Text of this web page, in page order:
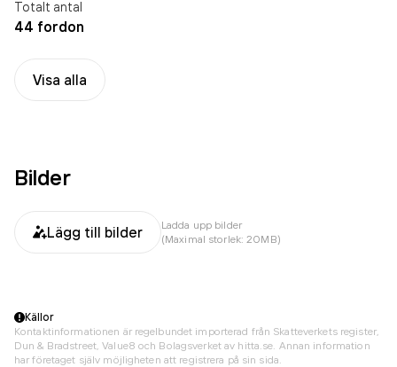
Totalt antal
44 fordon
Visa alla
Bilder
Lägg till bilder
Ladda upp bilder
(Maximal storlek: 20MB)
Källor
Kontaktinformationen är regelbundet importerad från Skatteverkets register,
Dun & Bradstreet, Value8 och Bolagsverket av hitta.se. Annan information
har företaget själv möjligheten att registrera på sin sida.